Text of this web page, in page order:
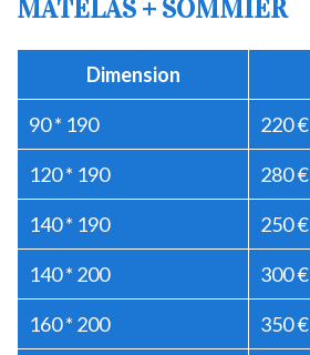
MATELAS + SOMMIER
Dimension
90 * 190 220 €
120 * 190 280 €
140 * 190 250 €
140 * 200 300 €
160 * 200 350 €